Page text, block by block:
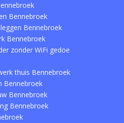
Bennebroek
Bennebroek
Bennebroek
zonder WiFi gedoe
thuis Bennebroek
Bennebroek
Bennebroek
Bennebroek